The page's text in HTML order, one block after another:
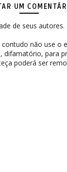
UM
de seus autores.
não use o
para
poderá ser